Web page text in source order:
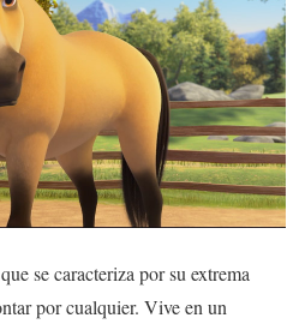
se caracteriza por su extrema
por cualquier. Vive en un